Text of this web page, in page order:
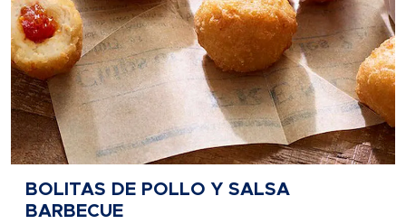
BOLITAS DE POLLO Y SALSA
BARBECUE